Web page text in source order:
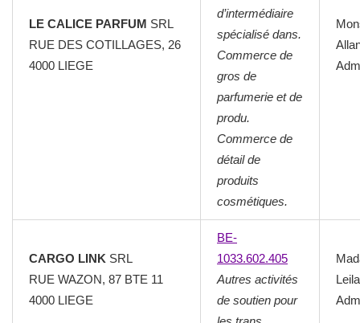
LE CALICE PARFUM SRL
RUE DES COTILLAGES, 26
4000 LIEGE
d’intermédiaire
spécialisé dans.
Commerce de
gros de
parfumerie et de
produ.
Commerce de
détail de
produits
cosmétiques.
CARGO LINK SRL
RUE WAZON, 87 BTE 11
4000 LIEGE
BE-
1033.602.405
Autres activités
de soutien pour
Leila